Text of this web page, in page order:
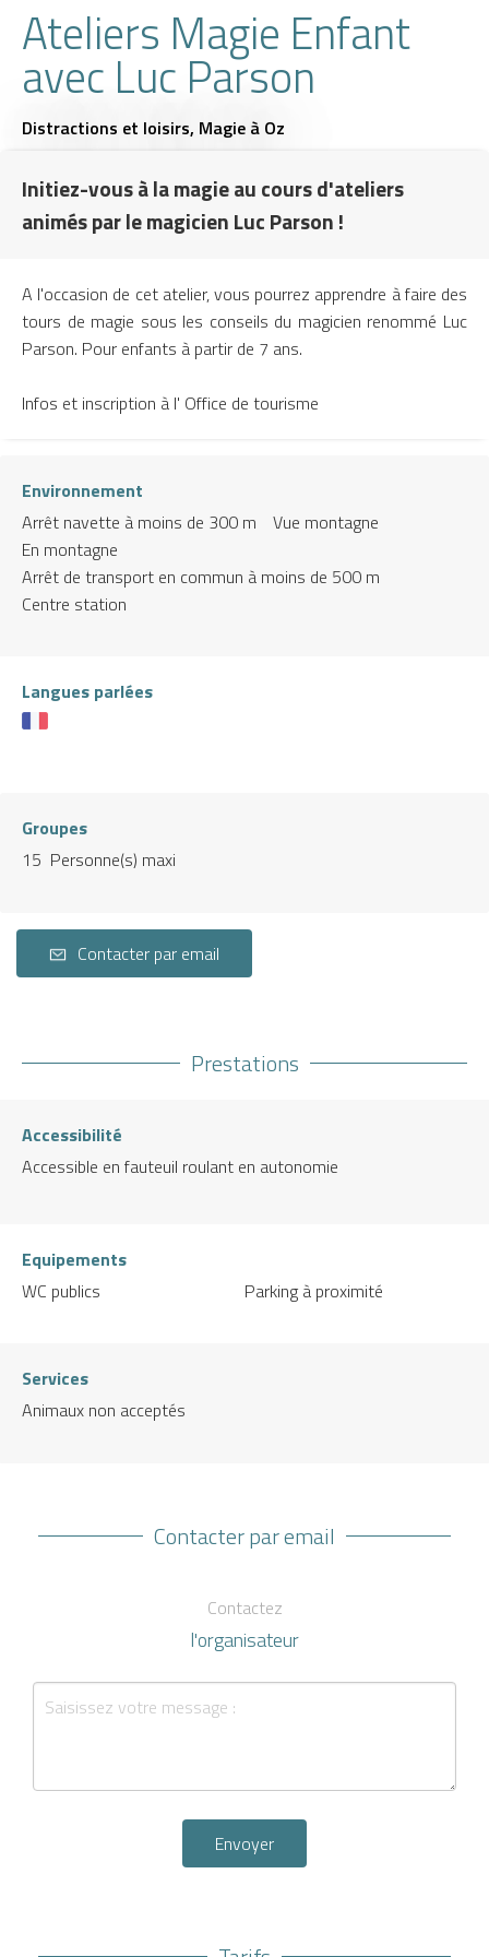
Ateliers Magie Enfant
avec Luc Parson
Distractions et loisirs, Magie à Oz
Initiez-vous à la magie au cours d'ateliers
animés par le magicien Luc Parson !
A l'occasion de cet atelier, vous pourrez apprendre à faire des
tours de magie sous les conseils du magicien renommé Luc
Parson. Pour enfants à partir de 7 ans.
Infos et inscription à l' Office de tourisme
Environnement
Arrêt navette à moins de 300 m
Vue montagne
En montagne
Arrêt de transport en commun à moins de 500 m
Centre station
Langues parlées
Groupes
15 Personne(s) maxi
Contacter par email
Prestations
Accessibilité
Accessible en fauteuil roulant en autonomie
Equipements
WC publics
Parking à proximité
Services
Animaux non acceptés
Contacter par email
Contactez
l'organisateur
Envoyer